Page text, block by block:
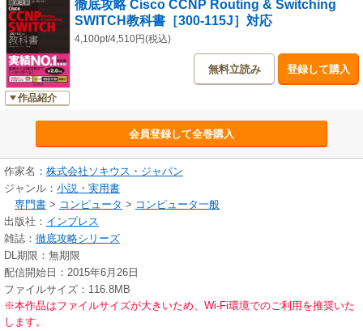
作品紹介
徹底攻略 Cisco CCNP Routing & Switching
SWITCH教科書［300-115J］対応
4,100pt/4,510円(税込)
無料立読み 登録して購入
会員登録して全巻購入
作家名： 株式会社ソキウス・ジャパン
ジャンル： 小説・実用書
専門書 > コンピュータ > コンピュータ一般
出版社： インプレス
雑誌： 徹底攻略シリーズ
DL期限：無期限
配信開始日：2015年6月26日
ファイルサイズ：116.8MB
※本作品はファイルサイズが大きいため、Wi-Fi環境でのご利用を推奨いた
します。